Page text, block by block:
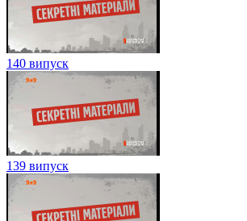
140 випуск
139 випуск